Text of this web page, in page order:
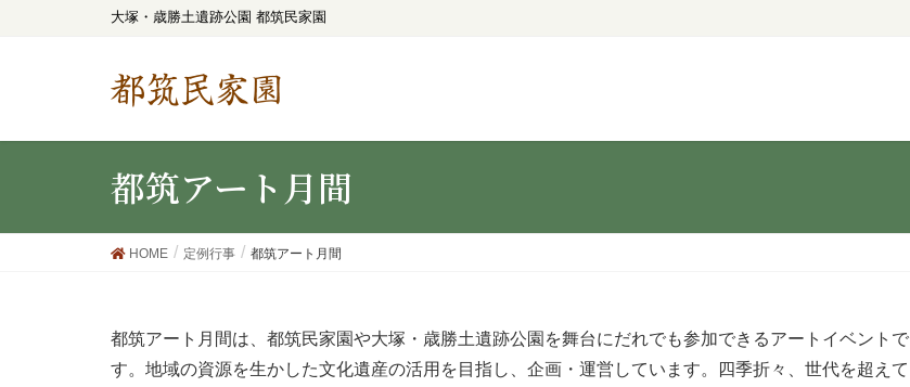
大塚・歳勝土遺跡公園 都筑民家園
都筑民家園
都筑アート月間
HOME 定例行事 都筑アート月間
都筑アート月間は、都筑民家園や大塚・歳勝土遺跡公園を舞台にだれでも参加できるアートイベントで
す。地域の資源を生かした文化遺産の活用を目指し、企画・運営しています。四季折々、世代を超えて